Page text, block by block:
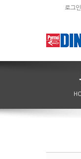
로그인